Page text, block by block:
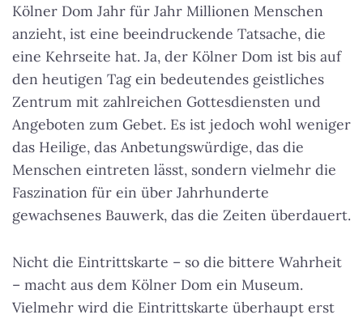
Kölner Dom Jahr für Jahr Millionen Menschen
anzieht, ist eine beeindruckende Tatsache, die
eine Kehrseite hat. Ja, der Kölner Dom ist bis auf
den heutigen Tag ein bedeutendes geistliches
Zentrum mit zahlreichen Gottesdiensten und
Angeboten zum Gebet. Es ist jedoch wohl weniger
das Heilige, das Anbetungswürdige, das die
Menschen eintreten lässt, sondern vielmehr die
Faszination für ein über Jahrhunderte
gewachsenes Bauwerk, das die Zeiten überdauert.
Nicht die Eintrittskarte – so die bittere Wahrheit
– macht aus dem Kölner Dom ein Museum.
Vielmehr wird die Eintrittskarte überhaupt erst